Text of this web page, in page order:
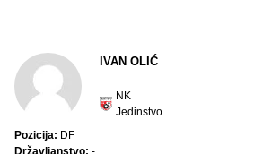
IVAN OLIĆ
NK
Jedinstvo
Pozicija: DF
Državljanstvo: -